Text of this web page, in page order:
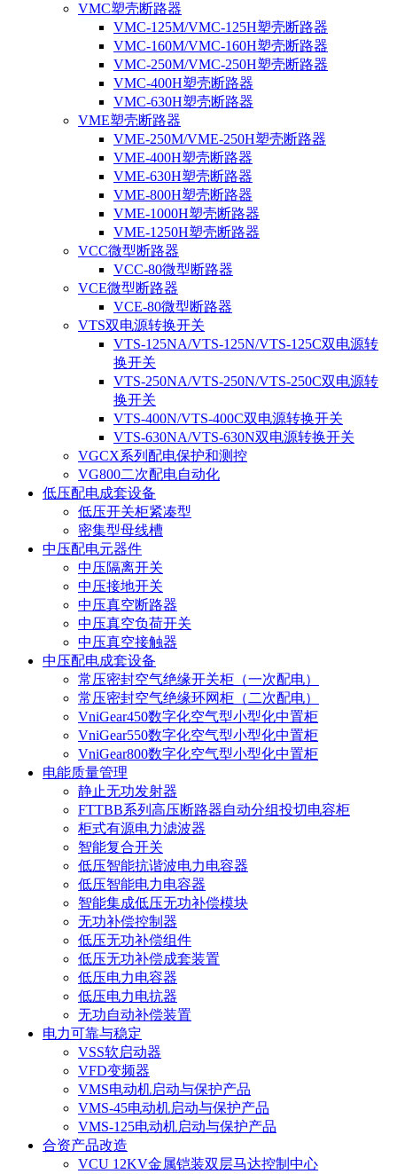
VMC塑壳断路器
VMC-125M/VMC-125H塑壳断路器
VMC-160M/VMC-160H塑壳断路器
VMC-250M/VMC-250H塑壳断路器
VMC-400H塑壳断路器
VMC-630H塑壳断路器
VME塑壳断路器
VME-250M/VME-250H塑壳断路器
VME-400H塑壳断路器
VME-630H塑壳断路器
VME-800H塑壳断路器
VME-1000H塑壳断路器
VME-1250H塑壳断路器
VCC微型断路器
VCC-80微型断路器
VCE微型断路器
VCE-80微型断路器
VTS双电源转换开关
VTS-125NA/VTS-125N/VTS-125C双电源转
换开关
VTS-250NA/VTS-250N/VTS-250C双电源转
换开关
VTS-400N/VTS-400C双电源转换开关
VTS-630NA/VTS-630N双电源转换开关
VGCX系列配电保护和测控
VG800二次配电自动化
低压配电成套设备
低压开关柜紧凑型
密集型母线槽
中压配电元器件
中压隔离开关
中压接地开关
中压真空断路器
中压真空负荷开关
中压真空接触器
中压配电成套设备
常压密封空气绝缘开关柜（一次配电）
常压密封空气绝缘环网柜（二次配电）
VniGear450数字化空气型小型化中置柜
VniGear550数字化空气型小型化中置柜
VniGear800数字化空气型小型化中置柜
电能质量管理
静止无功发射器
FTTBB系列高压断路器自动分组投切电容柜
柜式有源电力滤波器
智能复合开关
低压智能抗谐波电力电容器
低压智能电力电容器
智能集成低压无功补偿模块
无功补偿控制器
低压无功补偿组件
低压无功补偿成套装置
低压电力电容器
低压电力电抗器
无功自动补偿装置
电力可靠与稳定
VSS软启动器
VFD变频器
VMS电动机启动与保护产品
VMS-45电动机启动与保护产品
VMS-125电动机启动与保护产品
合资产品改造
VCU 12KV金属铠装双层马达控制中心